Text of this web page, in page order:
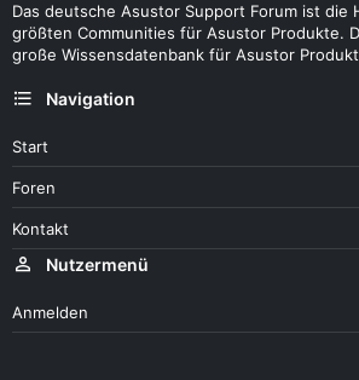
Das deutsche Asustor Support Forum ist die
größten Communities für Asustor Produkte.
große Wissensdatenbank für Asustor
Navigation
Start
Foren
Kontakt
Nutzermenü
Anmelden